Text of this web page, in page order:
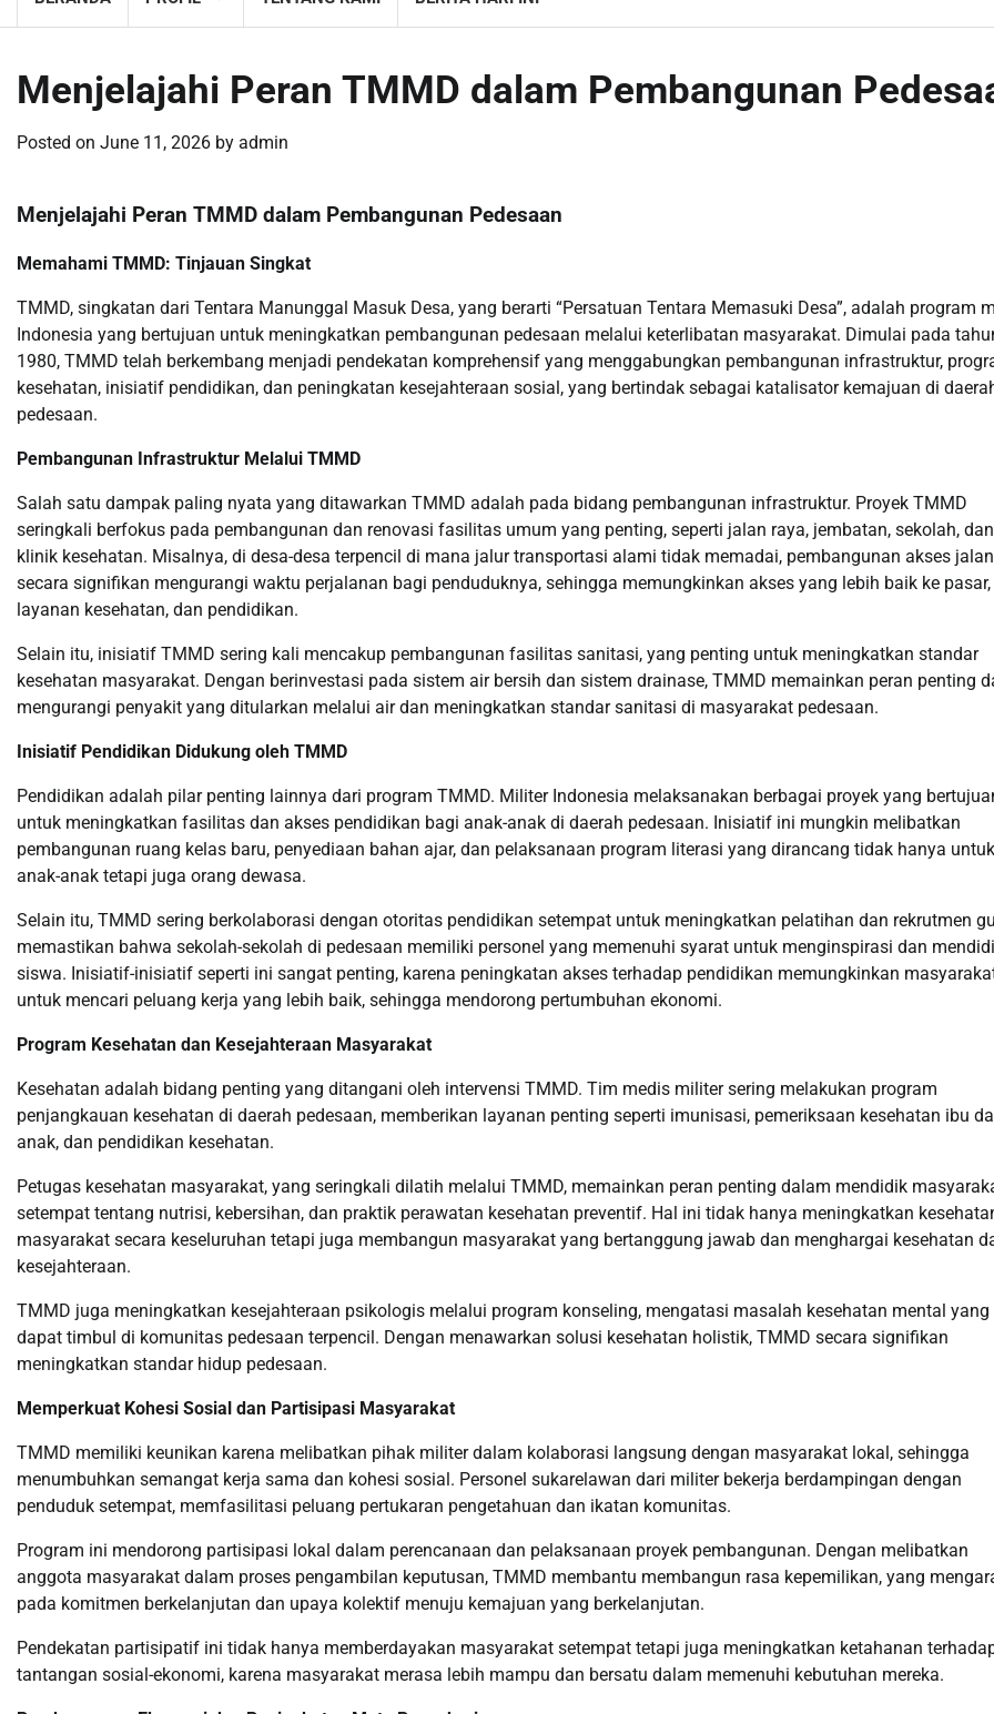
Menjelajahi Peran TMMD dalam Pembangunan
Posted on June 11, 2026 by admin
Menjelajahi Peran TMMD dalam Pembangunan Pedesaan
Memahami TMMD: Tinjauan Singkat
TMMD, singkatan dari Tentara Manunggal Masuk Desa, yang berarti “Persatuan Tentara Memasuki Desa”, adalah program
Indonesia yang bertujuan untuk meningkatkan pembangunan pedesaan melalui keterlibatan masyarakat. Dimulai pada
1980, TMMD telah berkembang menjadi pendekatan komprehensif yang menggabungkan pembangunan infrastruktur,
kesehatan, inisiatif pendidikan, dan peningkatan kesejahteraan sosial, yang bertindak sebagai katalisator kemajuan di
pedesaan.
Pembangunan Infrastruktur Melalui TMMD
Salah satu dampak paling nyata yang ditawarkan TMMD adalah pada bidang pembangunan infrastruktur. Proyek TMMD
seringkali berfokus pada pembangunan dan renovasi fasilitas umum yang penting, seperti jalan raya, jembatan, sekolah, dan
klinik kesehatan. Misalnya, di desa-desa terpencil di mana jalur transportasi alami tidak memadai, pembangunan akses jalan
secara signifikan mengurangi waktu perjalanan bagi penduduknya, sehingga memungkinkan akses yang lebih baik ke pasar,
layanan kesehatan, dan pendidikan.
Selain itu, inisiatif TMMD sering kali mencakup pembangunan fasilitas sanitasi, yang penting untuk meningkatkan standar
kesehatan masyarakat. Dengan berinvestasi pada sistem air bersih dan sistem drainase, TMMD memainkan peran penting
mengurangi penyakit yang ditularkan melalui air dan meningkatkan standar sanitasi di masyarakat pedesaan.
Inisiatif Pendidikan Didukung oleh TMMD
Pendidikan adalah pilar penting lainnya dari program TMMD. Militer Indonesia melaksanakan berbagai proyek yang
untuk meningkatkan fasilitas dan akses pendidikan bagi anak-anak di daerah pedesaan. Inisiatif ini mungkin melibatkan
pembangunan ruang kelas baru, penyediaan bahan ajar, dan pelaksanaan program literasi yang dirancang tidak hanya untuk
anak-anak tetapi juga orang dewasa.
Selain itu, TMMD sering berkolaborasi dengan otoritas pendidikan setempat untuk meningkatkan pelatihan dan rekrutmen
memastikan bahwa sekolah-sekolah di pedesaan memiliki personel yang memenuhi syarat untuk menginspirasi dan
siswa. Inisiatif-inisiatif seperti ini sangat penting, karena peningkatan akses terhadap pendidikan memungkinkan
untuk mencari peluang kerja yang lebih baik, sehingga mendorong pertumbuhan ekonomi.
Program Kesehatan dan Kesejahteraan Masyarakat
Kesehatan adalah bidang penting yang ditangani oleh intervensi TMMD. Tim medis militer sering melakukan program
penjangkauan kesehatan di daerah pedesaan, memberikan layanan penting seperti imunisasi, pemeriksaan kesehatan ibu
anak, dan pendidikan kesehatan.
Petugas kesehatan masyarakat, yang seringkali dilatih melalui TMMD, memainkan peran penting dalam mendidik
setempat tentang nutrisi, kebersihan, dan praktik perawatan kesehatan preventif. Hal ini tidak hanya meningkatkan
masyarakat secara keseluruhan tetapi juga membangun masyarakat yang bertanggung jawab dan menghargai kesehatan
kesejahteraan.
TMMD juga meningkatkan kesejahteraan psikologis melalui program konseling, mengatasi masalah kesehatan mental yang
dapat timbul di komunitas pedesaan terpencil. Dengan menawarkan solusi kesehatan holistik, TMMD secara signifikan
meningkatkan standar hidup pedesaan.
Memperkuat Kohesi Sosial dan Partisipasi Masyarakat
TMMD memiliki keunikan karena melibatkan pihak militer dalam kolaborasi langsung dengan masyarakat lokal, sehingga
menumbuhkan semangat kerja sama dan kohesi sosial. Personel sukarelawan dari militer bekerja berdampingan dengan
penduduk setempat, memfasilitasi peluang pertukaran pengetahuan dan ikatan komunitas.
Program ini mendorong partisipasi lokal dalam perencanaan dan pelaksanaan proyek pembangunan. Dengan melibatkan
anggota masyarakat dalam proses pengambilan keputusan, TMMD membantu membangun rasa kepemilikan, yang
pada komitmen berkelanjutan dan upaya kolektif menuju kemajuan yang berkelanjutan.
Pendekatan partisipatif ini tidak hanya memberdayakan masyarakat setempat tetapi juga meningkatkan ketahanan
tantangan sosial-ekonomi, karena masyarakat merasa lebih mampu dan bersatu dalam memenuhi kebutuhan mereka.